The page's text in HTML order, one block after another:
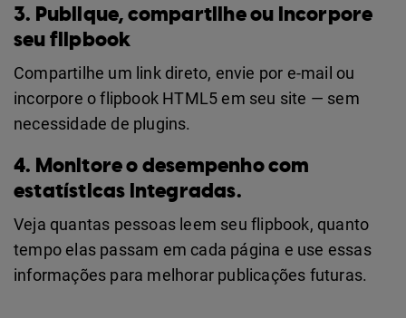
3. Publique, compartilhe ou incorpore
seu flipbook
Compartilhe um link direto, envie por e-mail ou
incorpore o flipbook HTML5 em seu site — sem
necessidade de plugins.
4. Monitore o desempenho com
estatísticas integradas.
Veja quantas pessoas leem seu flipbook, quanto
tempo elas passam em cada página e use essas
informações para melhorar publicações futuras.